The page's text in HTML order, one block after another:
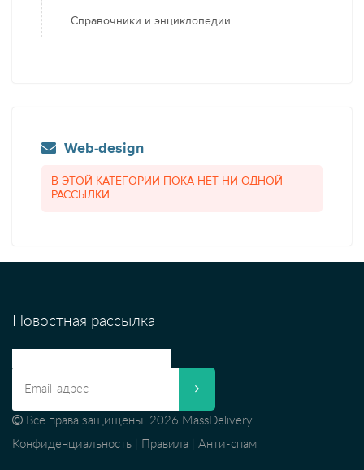
Справочники и энциклопедии
Web-design
В ЭТОЙ КАТЕГОРИИ ПОКА НЕТ НИ ОДНОЙ
РАССЫЛКИ
Новостная рассылка
Все права защищены. 2026 MassDelivery
Конфиденциальность
Правила Анти-спам